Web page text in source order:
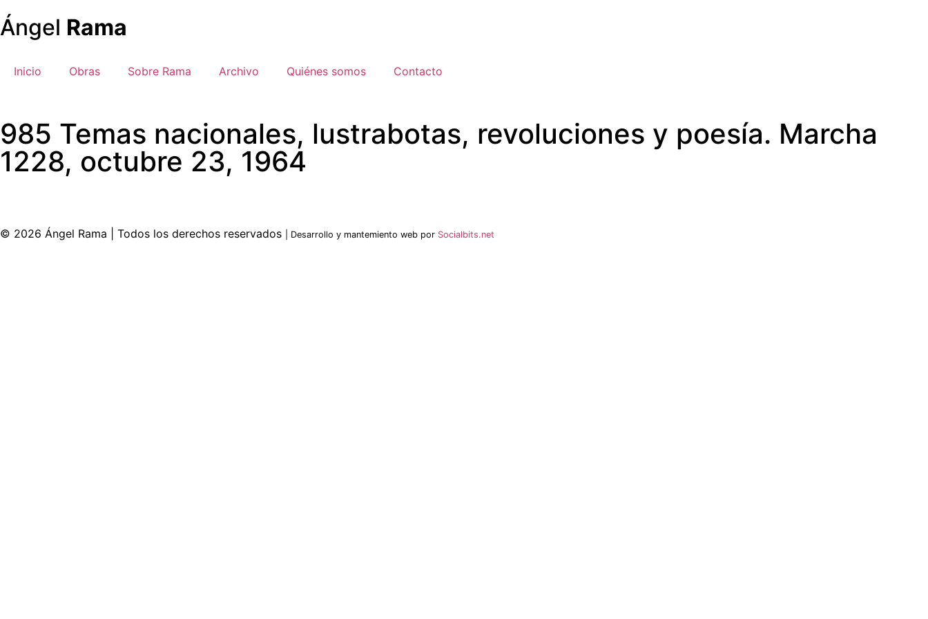
Ángel Rama
Inicio Obras Sobre Rama Archivo Quiénes somos Contacto
985 Temas nacionales, lustrabotas, revoluciones y poesía. Marcha
1228, octubre 23, 1964
© 2026 Ángel Rama | Todos los derechos reservados | Desarrollo y mantemiento web por Socialbits.net